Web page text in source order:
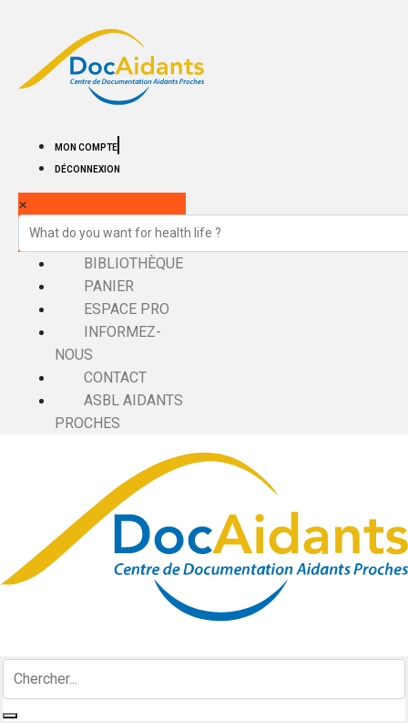
MON COMPTE
DÉCONNEXION
×
BIBLIOTHÈQUE
PANIER
ESPACE PRO
INFORMEZ-
NOUS
CONTACT
ASBL AIDANTS
PROCHES